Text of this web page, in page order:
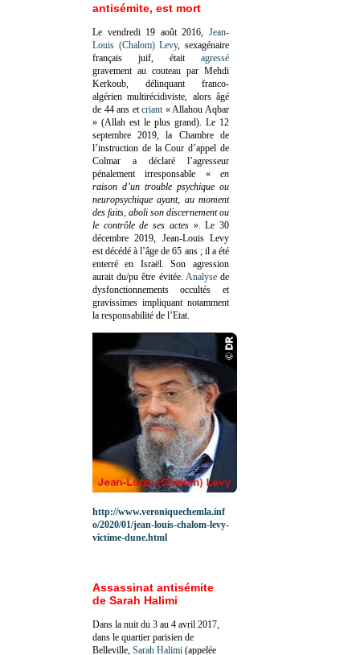
antisémite, est mort
Le vendredi 19 août 2016, Jean-
Louis (Chalom) Levy, sexagénaire
français juif, était agressé
gravement au couteau par Mehdi
Kerkoub, délinquant franco-
algérien multirécidiviste, alors âgé
de 44 ans etcriant « Allahou Aqbar
» (Allah est le plus grand). Le 12
septembre 2019, la Chambre de
l’instruction de la Cour d’appel de
Colmar a déclaré l’agresseur
pénalement irresponsable «en
raison d’un trouble psychique ou
neuropsychique ayant, au moment
des faits, aboli son discernement ou
le contrôle de ses actes». Le 30
décembre 2019, Jean-Louis Levy
est décédé à l’âge de 65 ans ; il a été
enterré en Israël. Son agression
aurait du/pu être évitée. Analysede
dysfonctionnements occultés et
gravissimes impliquant notamment
la responsabilité de l’Etat.
http://www.veroniquechemla.inf
o/2020/01/jean-louis-chalom-levy-
victime-dune.html
Assassinat antisémite
de Sarah Halimi
Dans la nuit du 3 au 4 avril 2017,
dans le quartier parisien de
Belleville, Sarah Halimi (appelée